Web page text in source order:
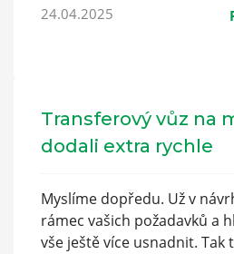
24.04.2025
Transferový vůz na
dodali extra rychle
Myslíme dopředu. Už v
rámec vašich požadavků a
vše ještě více usnadnit. Tak